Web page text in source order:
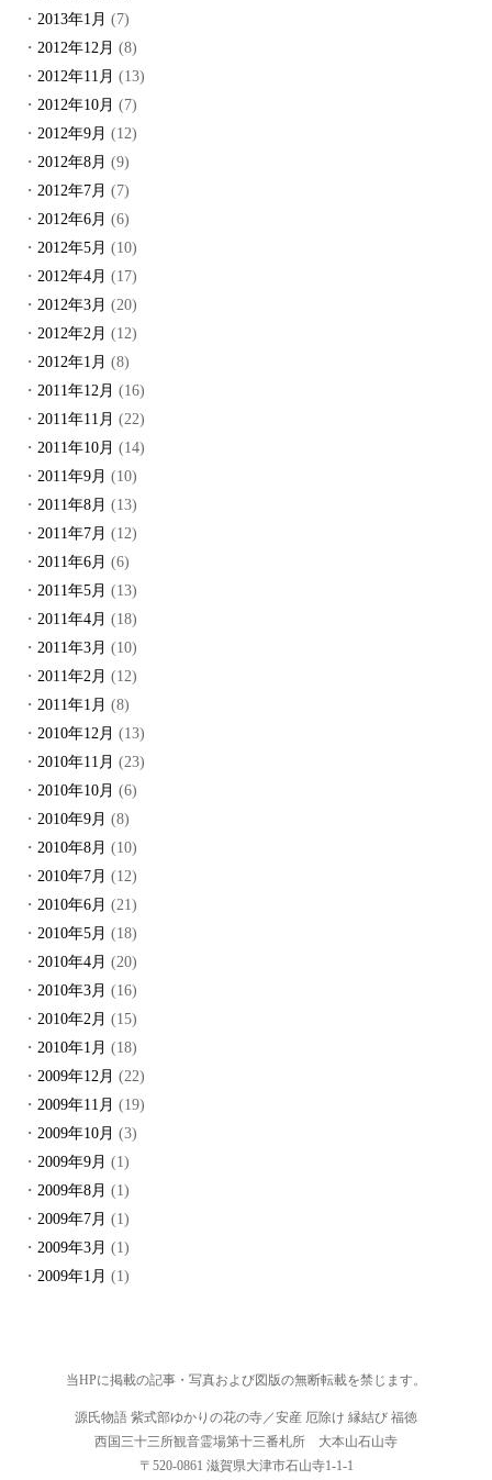
2013年1月 (7)
2012年12月 (8)
2012年11月 (13)
2012年10月 (7)
2012年9月 (12)
2012年8月 (9)
2012年7月 (7)
2012年6月 (6)
2012年5月 (10)
2012年4月 (17)
2012年3月 (20)
2012年2月 (12)
2012年1月 (8)
2011年12月 (16)
2011年11月 (22)
2011年10月 (14)
2011年9月 (10)
2011年8月 (13)
2011年7月 (12)
2011年6月 (6)
2011年5月 (13)
2011年4月 (18)
2011年3月 (10)
2011年2月 (12)
2011年1月 (8)
2010年12月 (13)
2010年11月 (23)
2010年10月 (6)
2010年9月 (8)
2010年8月 (10)
2010年7月 (12)
2010年6月 (21)
2010年5月 (18)
2010年4月 (20)
2010年3月 (16)
2010年2月 (15)
2010年1月 (18)
2009年12月 (22)
2009年11月 (19)
2009年10月 (3)
2009年9月 (1)
2009年8月 (1)
2009年7月 (1)
2009年3月 (1)
2009年1月 (1)
当HPに掲載の記事・写真および図版の無断転載を禁じます。
源氏物語 紫式部ゆかりの花の寺／安産 厄除け 縁結び 福徳
西国三十三所観音霊場第十三番札所 大本山石山寺
〒520-0861 滋賀県大津市石山寺1-1-1